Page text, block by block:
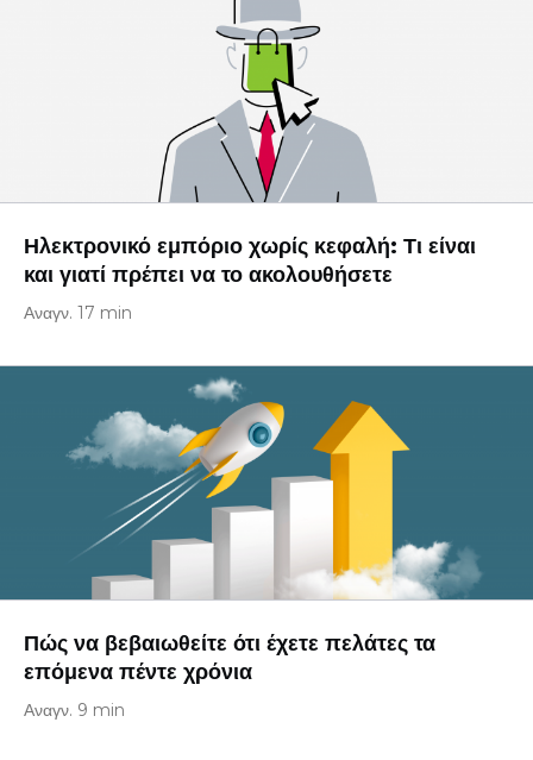
Ηλεκτρονικό εμπόριο χωρίς κεφαλή: Τι είναι
και γιατί πρέπει να το ακολουθήσετε
Αναγν. 17 min
Πώς να βεβαιωθείτε ότι έχετε πελάτες τα
επόμενα πέντε χρόνια
Αναγν. 9 min